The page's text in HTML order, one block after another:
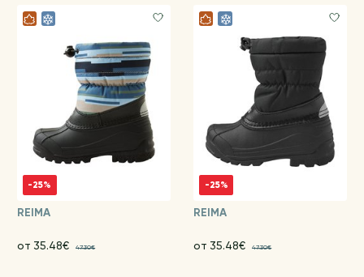
-25%
REIMA
от 35.48€ 47.30€
-25%
REIMA
от 35.48€ 47.30€